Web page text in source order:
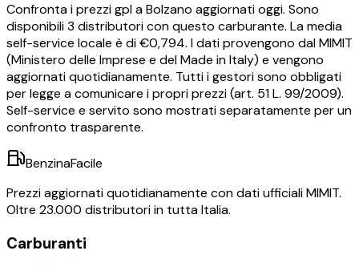
Confronta i prezzigplaBolzano aggiornati oggi. Sono
disponibili3 distributori con questo carburante. La media
self-service locale è di €0,794. I dati provengono dal MIMIT
(Ministero delle Imprese e del Made in Italy) e vengono
aggiornati quotidianamente. Tutti i gestori sono obbligati
per legge a comunicare i propri prezzi (art. 51 L. 99/2009).
Self-service e servito sono mostrati separatamente per un
confronto trasparente.
BenzinaFacile
Prezzi aggiornati quotidianamente con dati ufficiali MIMIT.
Oltre 23.000 distributori in tutta Italia.
Carburanti